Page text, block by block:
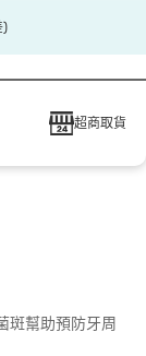
)
超商取貨
斑幫助預防牙周